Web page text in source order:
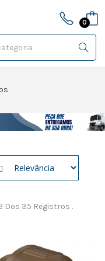
0
Dos 35 Registros .